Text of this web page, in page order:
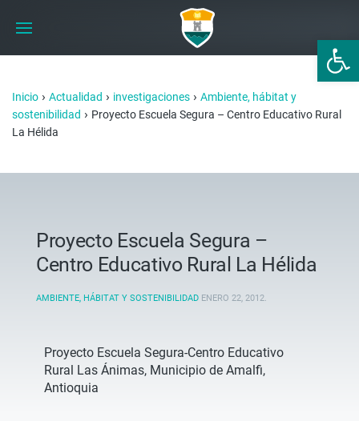
Abrir
Inicio › Actualidad › investigaciones › Ambiente, hábitat y
sostenibilidad › Proyecto Escuela Segura – Centro Educativo Rural
La Hélida
Proyecto Escuela Segura –
Centro Educativo Rural La Hélida
AMBIENTE, HÁBITAT Y SOSTENIBILIDAD ENERO 22, 2012.
Proyecto Escuela Segura-Centro Educativo
Rural Las Ánimas, Municipio de Amalfi,
Antioquia